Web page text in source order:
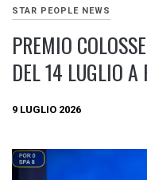
STAR PEOPLE NEWS
PREMIO
DEL 14 LUGLIO A
9 LUGLIO 2026